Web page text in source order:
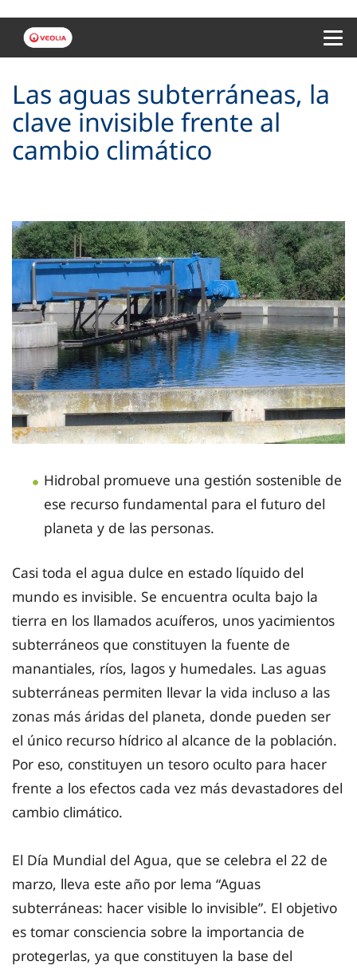
Las aguas subterráneas, la
clave invisible frente al
cambio climático
Hidrobal promueve una gestión sostenible de
ese recurso fundamental para el futuro del
planeta y de las personas.
Casi toda el agua dulce en estado líquido del
mundo es invisible. Se encuentra oculta bajo la
tierra en los llamados acuíferos, unos yacimientos
subterráneos que constituyen la fuente de
manantiales, ríos, lagos y humedales. Las aguas
subterráneas permiten llevar la vida incluso a las
zonas más áridas del planeta, donde pueden ser
el único recurso hídrico al alcance de la población.
Por eso, constituyen un tesoro oculto para hacer
frente a los efectos cada vez más devastadores del
cambio climático.
El Día Mundial del Agua, que se celebra el 22 de
marzo, lleva este año por lema “Aguas
subterráneas: hacer visible lo invisible”. El objetivo
es tomar consciencia sobre la importancia de
protegerlas, ya que constituyen la base del